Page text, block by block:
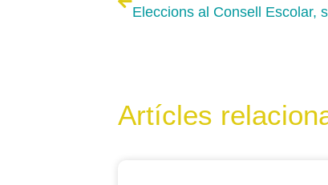
Eleccions al Consell Escolar,
Artícles